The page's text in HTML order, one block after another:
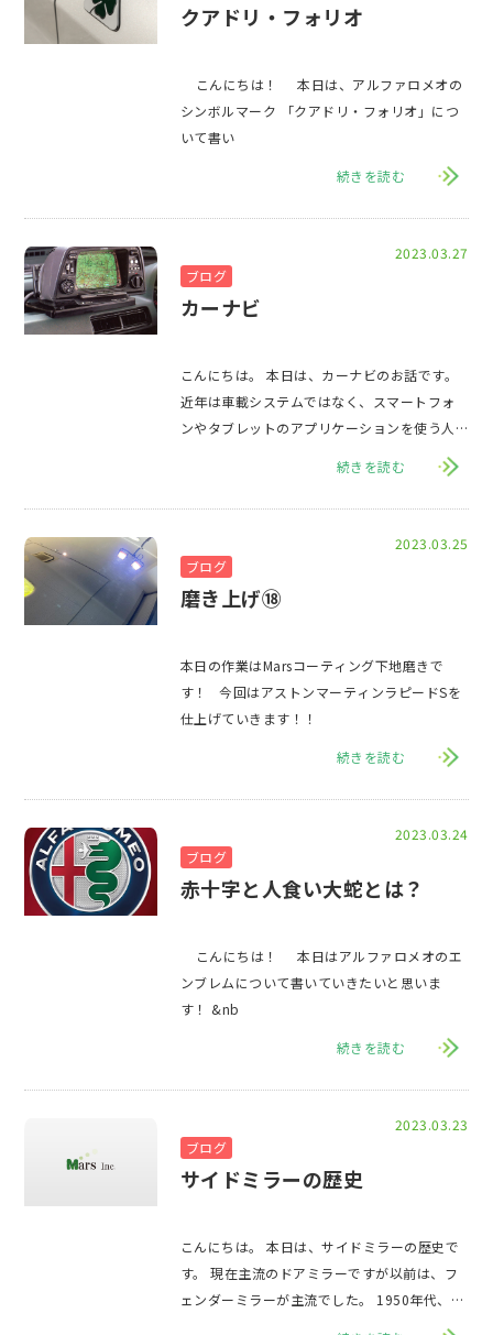
クアドリ・フォリオ
シンボルマーク 「クアドリ・フォリオ」につ
いて書い
続きを読む
2023.03.27
ブログ
カーナビ
こんにちは。 本日は、カーナビのお話です。
近年は車載システムではなく、スマートフォ
ンやタブレットのアプリケーションを使う人
続きを読む
2023.03.25
ブログ
磨き上げ⑱
本日の作業はMarsコーティング下地磨きで
す！ 今回はアストンマーティンラピードSを
続きを読む
2023.03.24
ブログ
赤十字と人食い大蛇とは？
ンブレムについて書いていきたいと思いま
す！ &nb
続きを読む
2023.03.23
ブログ
サイドミラーの歴史
こんにちは。 本日は、サイドミラーの歴史で
す。 現在主流のドアミラーですが以前は、フ
ェンダーミラーが主流でした。 1950年代、イ